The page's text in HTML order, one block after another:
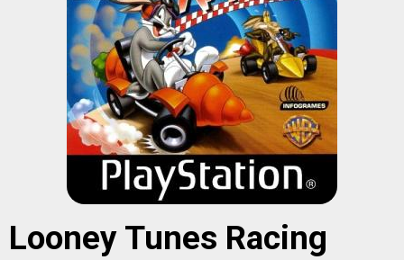
Looney Tunes Racing